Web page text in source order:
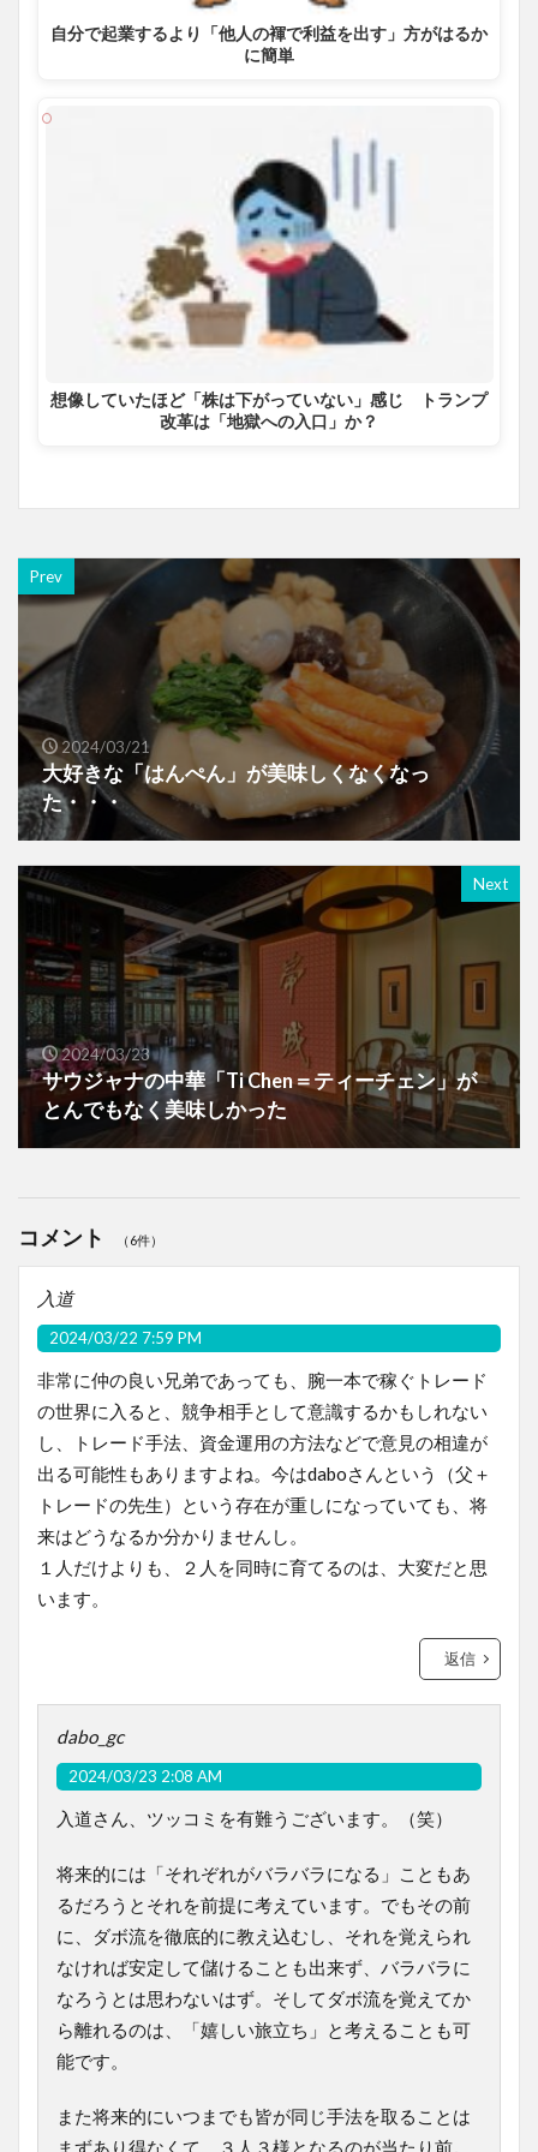
自分で起業するより「他人の褌で利益を出す」方がはるか
に簡単
想像していたほど「株は下がっていない」感じ トランプ
改革は「地獄への入口」か？
Prev
2024/03/21
大好きな「はんぺん」が美味しくなくなっ
た・・・
Next
2024/03/23
サウジャナの中華「Ti Chen＝ティーチェン」が
とんでもなく美味しかった
コメント （6件）
入道
2024/03/22 7:59 PM
非常に仲の良い兄弟であっても、腕一本で稼ぐトレード
の世界に入ると、競争相手として意識するかもしれない
し、トレード手法、資金運用の方法などで意見の相違が
出る可能性もありますよね。今はdaboさんという（父＋
トレードの先生）という存在が重しになっていても、将
来はどうなるか分かりませんし。
１人だけよりも、２人を同時に育てるのは、大変だと思
います。
返信
dabo_gc
2024/03/23 2:08 AM
入道さん、ツッコミを有難うございます。（笑）
将来的には「それぞれがバラバラになる」こともあ
るだろうとそれを前提に考えています。でもその前
に、ダボ流を徹底的に教え込むし、それを覚えられ
なければ安定して儲けることも出来ず、バラバラに
なろうとは思わないはず。そしてダボ流を覚えてか
ら離れるのは、「嬉しい旅立ち」と考えることも可
能です。
また将来的にいつまでも皆が同じ手法を取ることは